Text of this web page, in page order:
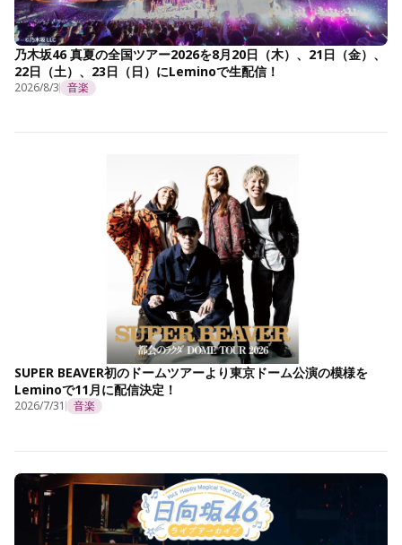
乃木坂46 真夏の全国ツアー2026を8月20日（木）、21日（金）、
22日（土）、23日（日）にLeminoで生配信！
2026/8/3 音楽
SUPER BEAVER初のドームツアーより東京ドーム公演の模様を
Leminoで11月に配信決定！
2026/7/31 音楽